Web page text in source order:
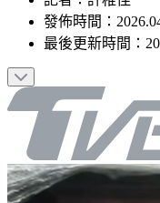
最後更新時間：